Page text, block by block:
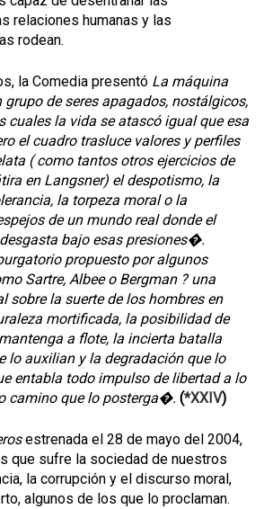
relaciones humanas y las
rodean.
la Comedia presentó La máquina
de seres apagados, nostálgicos,
cuales la vida se atascó igual que esa
el cuadro trasluce valores y perfiles
( como tantos otros ejercicios de
en Langsner) el despotismo, la
la torpeza moral o la
de un mundo real donde el
bajo esas presiones�.
propuesto por algunos
Sartre, Albee o Bergman ? una
sobre la suerte de los hombres en
mortificada, la posibilidad de
a flote, la incierta batalla
lo auxilian y la degradación que lo
entabla todo impulso de libertad a lo
camino que lo posterga�. (*XXIV)
estrenada el 28 de mayo del 2004,
que sufre la sociedad de nuestros
la corrupción y el discurso moral,
algunos de los que lo proclaman.